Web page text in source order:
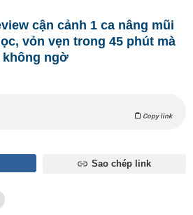
cận cảnh 1 ca nâng mũi
vỏn vẹn trong 45 phút mà
không ngờ
Copy link
Sao chép link